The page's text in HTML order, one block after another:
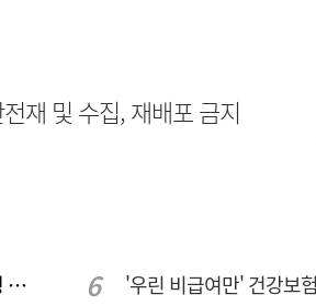
재 및 수집, 재배포 금지
학교 믿고 입주했는데…입주민 "교육청 중재 나서라"